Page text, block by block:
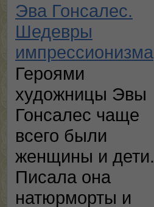
Эва Гонсалес.
Шедевры
импрессионизма
Героями
художницы Эвы
Гонсалес чаще
всего были
женщины и дети.
Писала она
натюрморты и